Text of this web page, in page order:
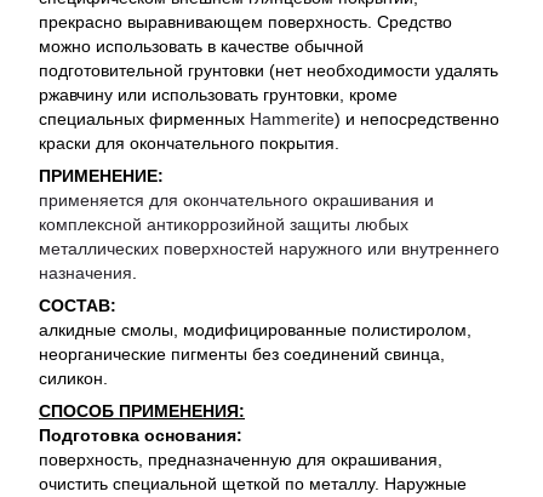
прекрасно выравнивающем поверхность. Средство
можно использовать в качестве обычной
подготовительной грунтовки (нет необходимости удалять
ржавчину или использовать грунтовки, кроме
специальных фирменных Hammerite) и непосредственно
краски для окончательного покрытия.
ПРИМЕНЕНИЕ:
применяется для окончательного окрашивания и
комплексной антикоррозийной защиты любых
металлических поверхностей наружного или внутреннего
назначения.
СОСТАВ:
алкидные смолы, модифицированные полистиролом,
неорганические пигменты без соединений свинца,
силикон.
СПОСОБ ПРИМЕНЕНИЯ:
Подготовка основания:
поверхность, предназначенную для окрашивания,
очистить специальной щеткой по металлу. Наружные